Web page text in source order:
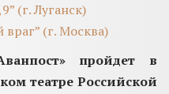
(г. Луганск)
(г. Москва)
пройдет в
театре Российской